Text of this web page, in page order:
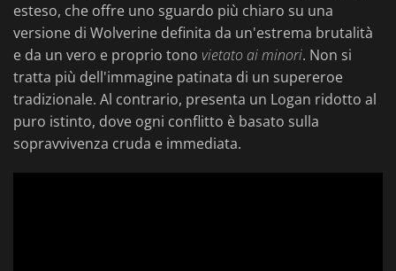
esteso, che offre uno sguardo più chiaro su una
versione di Wolverine definita da un'estrema brutalità
e da un vero e proprio tono vietato ai minori. Non si
tratta più dell'immagine patinata di un supereroe
tradizionale. Al contrario, presenta un Logan ridotto al
puro istinto, dove ogni conflitto è basato sulla
sopravvivenza cruda e immediata.